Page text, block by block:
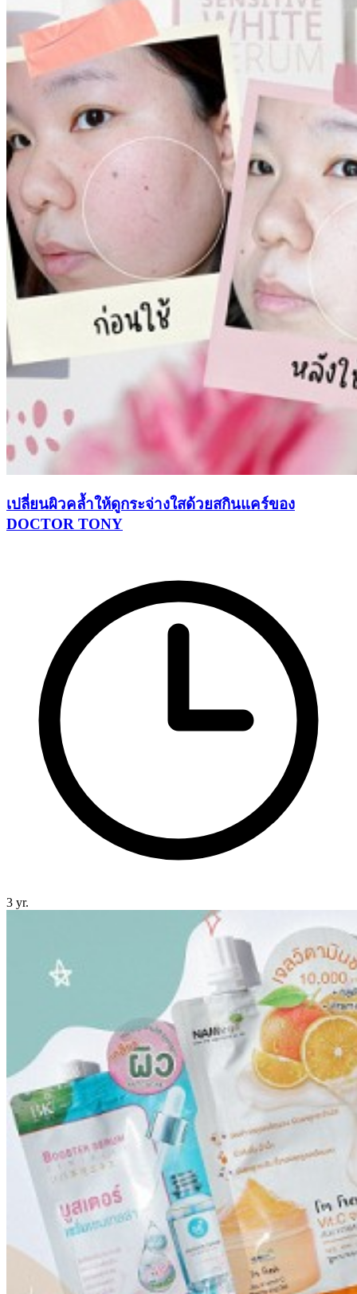
เปลี่ยนผิวคล้ำให้ดูกระจ่างใสด้วยสกินแคร์ของ
DOCTOR TONY
3 yr.